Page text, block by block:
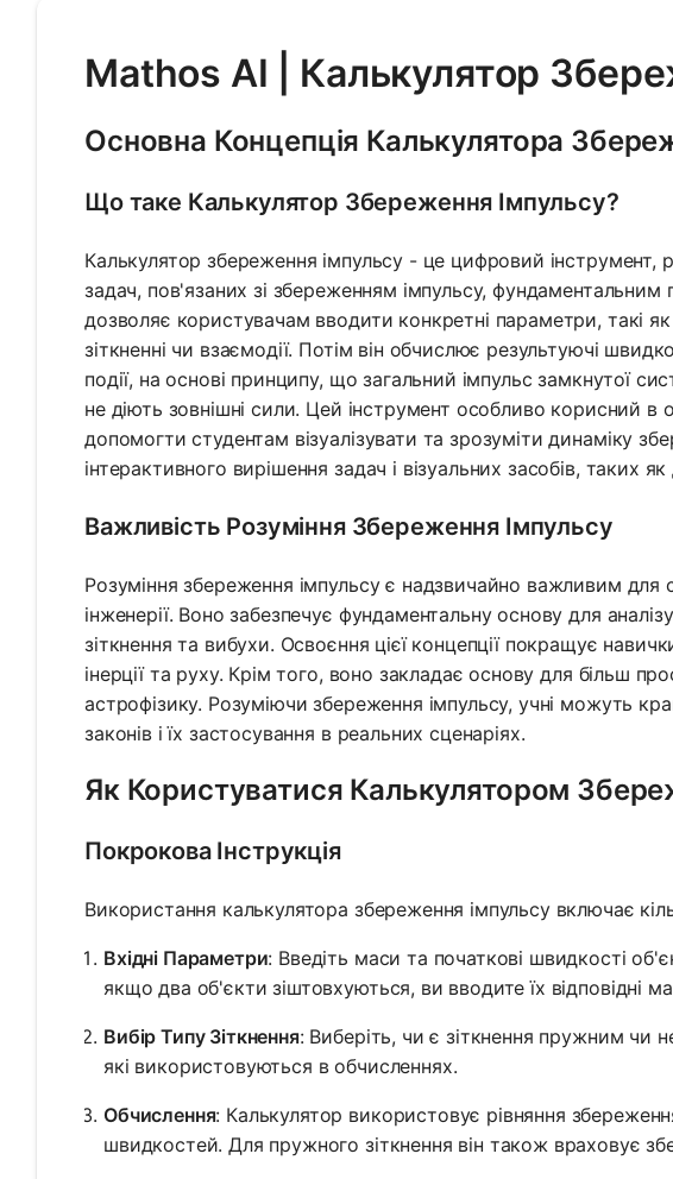
Mathos AI | Калькулятор
Основна Концепція Калькулятора
Що таке Калькулятор Збереження Імпульсу?
Калькулятор збереження імпульсу - це цифровий інструмент,
задач, пов'язаних зі збереженням імпульсу,
дозволяє користувачам вводити конкретні параметри, такі
зіткненні чи взаємодії. Потім він обчислює результуючі
події, на основі принципу, що загальний імпульс замкнутої
не діють зовнішні сили. Цей інструмент особливо корисний в
допомогти студентам візуалізувати та зрозуміти динаміку
інтерактивного вирішення задач і візуальних засобів, таких як
Важливість Розуміння Збереження Імпульсу
Розуміння збереження імпульсу є надзвичайно важливим для
інженерії. Воно забезпечує фундаментальну основу для
зіткнення та вибухи. Освоєння цієї концепції покращує
інерції та руху. Крім того, воно закладає основу для більш
астрофізику. Розуміючи збереження імпульсу, учні можуть
законів і їх застосування в реальних сценаріях.
Як Користуватися Калькулятором
Покрокова Інструкція
Використання калькулятора збереження імпульсу включає
Вхідні Параметри: Введіть маси та початкові швидкості
якщо два об'єкти зіштовхуються, ви вводите їх відповідні
Вибір Типу Зіткнення: Виберіть, чи є зіткнення пружним чи
які використовуються в обчисленнях.
Обчислення: Калькулятор використовує рівняння
швидкостей. Для пружного зіткнення він також враховує